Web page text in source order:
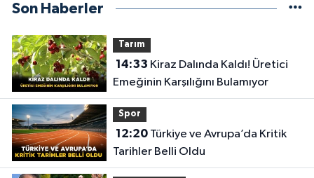
Son Haberler
Tarım
14:33
Emeğinin Karşılığını Bulamıyor
Spor
12:20Türkiye ve Avrupa’da Kritik
Tarihler Belli Oldu